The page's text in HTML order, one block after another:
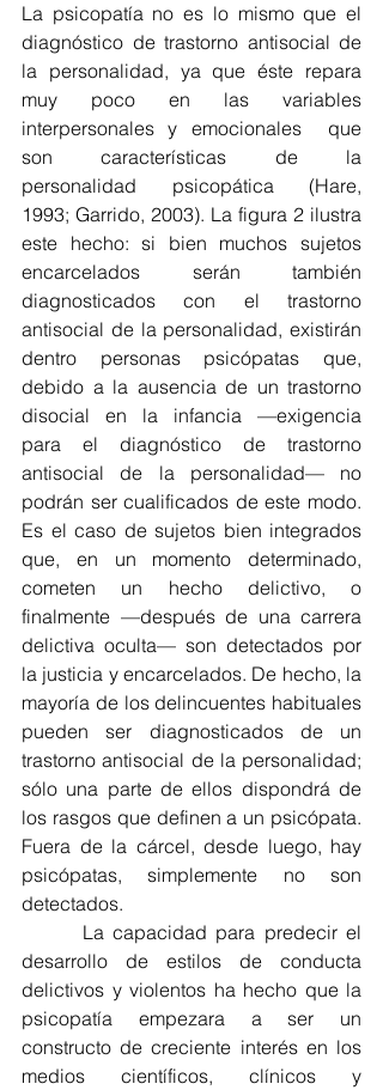
La psicopatía no es lo mismo que el
diagnóstico de trastorno antisocial de
la personalidad, ya que éste repara
muy poco en las variables
interpersonales y emocionales  que
son  características  de  la
personalidad  psicopática  (Hare,
1993; Garrido, 2003). La figura 2 ilustra
este hecho: si bien muchos sujetos
encarcelados serán también
diagnosticados con el trastorno
antisocial de la personalidad, existirán
dentro personas psicópatas que,
debido a la ausencia de un trastorno
disocial en la infancia —exigencia
para el diagnóstico de trastorno
antisocial de la personalidad— no
podrán ser cualificados de este modo.
Es el caso de sujetos bien integrados
que, en un momento determinado,
cometen un hecho delictivo, o
finalmente —después de una carrera
delictiva oculta— son detectados por
la justicia y encarcelados. De hecho, la
mayoría de los delincuentes habituales
pueden ser diagnosticados de un
trastorno antisocial de la personalidad;
sólo una parte de ellos dispondrá de
los rasgos que definen a un psicópata.
Fuera de la cárcel, desde luego, hay
psicópatas, simplemente no son
detectados.
desarrollo de estilos de conducta
delictivos y violentos ha hecho que la
psicopatía empezara a ser un
constructo de creciente interés en los
medios científicos, clínicos y